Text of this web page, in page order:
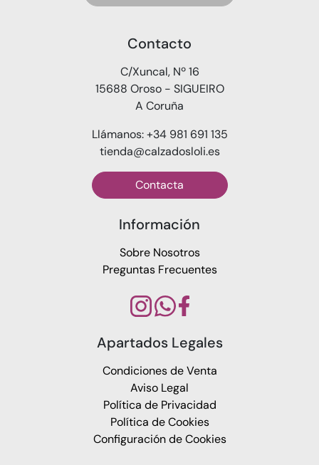
Contacto
C/Xuncal, Nº 16
15688 Oroso - SIGUEIRO
A Coruña
Llámanos: +34 981 691 135
tienda@calzadosloli.es
Contacta
Información
Sobre Nosotros
Preguntas Frecuentes
Apartados Legales
Condiciones de Venta
Aviso Legal
Política de Privacidad
Política de Cookies
Configuración de Cookies